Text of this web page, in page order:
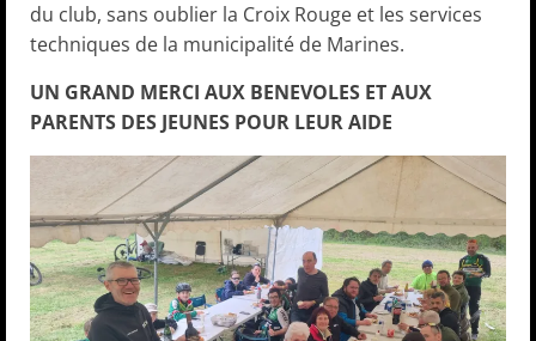
du club, sans oublier la Croix Rouge et les services
techniques de la municipalité de Marines.
UN GRAND MERCI AUX BENEVOLES ET AUX
PARENTS DES JEUNES POUR LEUR AIDE